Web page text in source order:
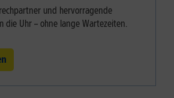
und hervorragende
die Uhr – ohne lange Wartezeiten.